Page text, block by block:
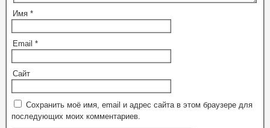
Имя *
Email *
Сайт
Сохранить моё имя, email и адрес сайта в этом браузере для
последующих моих комментариев.